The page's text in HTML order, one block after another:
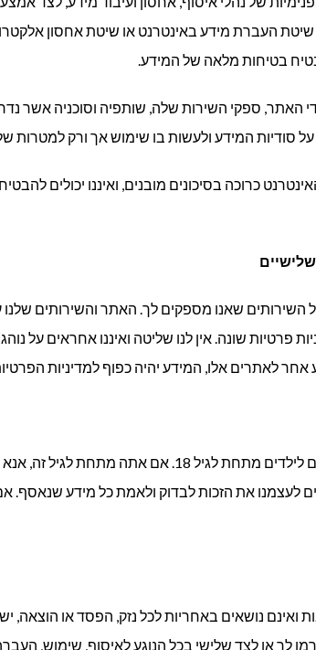
שיטת העברת מידע באינטרנט או שיטת אחסון
בטיחות מלאה של המידע.
האתר, ספקי השירות שלה, שותפיה וסוכניה אשר
סודיות המידע ולעשות בו שימוש אך ורק למטרות
כרוכה בסיכונים מובנים, ואיננו יכולים
השירותים שאנו מספקים לך. האתר והשירותים
פרטיות שונה. אין לנו שליטה ואיננו אחראים על
אחר לאתרים אלו, המידע יהיה כפוף למדיניות
השירותים שלנו אינם מיועדים לילדים מתחת
לעצמנו את הזכות לבדוק ולאמת כל מידע שנאסף.
ואינם נושאים באחריות לכל נזק, הפסד או הוצאה,
לך או לצד שלישי בכל הנוגע לאיסוף, שימוש,